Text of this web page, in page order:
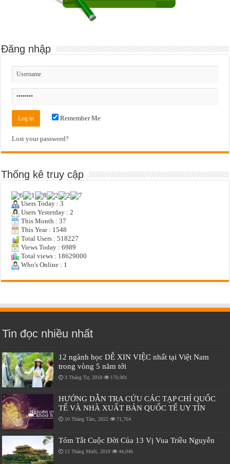
Đăng nhập
Remember Me
Lost your password?
Thống kê truy cập
Users Today : 3
Users Yesterday : 2
This Month : 37
This Year : 1548
Total Users : 518227
Views Today : 6989
Total views : 18629000
Who's Online : 1
Tin đọc nhiều nhất
12 ngành học DỄ XIN VIỆC nhất tại Việt Nam
trong vòng 5 năm tới
3 Tháng Tư, 2018 170,001
HƯỚNG DẪN TRA CỨU CÁC TẠP CHÍ QUỐC
TẾ VÀ NHÀ XUẤT BẢN QUỐC TẾ UY TÍN
10 Tháng Tám, 2022 71,764
Tóm Tắt Cuộc Đời Của 13 Vị Vua Triều Nguyễn
13 Tháng Mười, 2019 44,046